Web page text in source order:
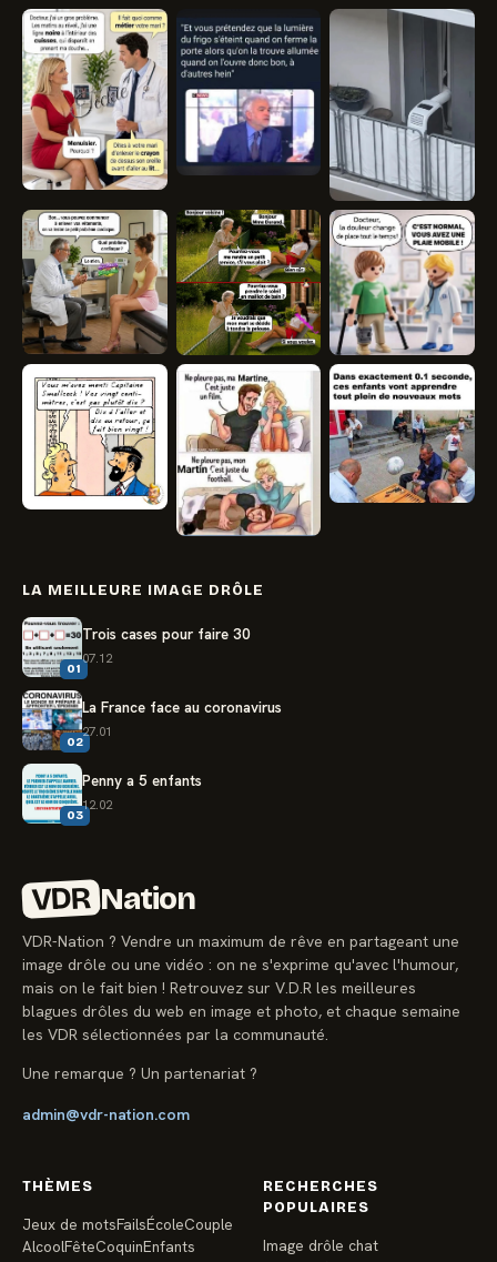
LA MEILLEURE IMAGE DRÔLE
01
Trois cases pour faire 30
07.12
02
La France face au coronavirus
27.01
03
Penny a 5 enfants
12.02
VDR Nation
VDR-Nation ? Vendre un maximum de rêve en partageant une
image drôle ou une vidéo : on ne s'exprime qu'avec l'humour,
mais on le fait bien ! Retrouvez sur V.D.R les meilleures
blagues drôles du web en image et photo, et chaque semaine
les VDR sélectionnées par la communauté.
Une remarque ? Un partenariat ?
admin@vdr-nation.com
THÈMES
Jeux de motsFailsÉcoleCouple
AlcoolFêteCoquinEnfants
RECHERCHES
POPULAIRES
Image drôle chat